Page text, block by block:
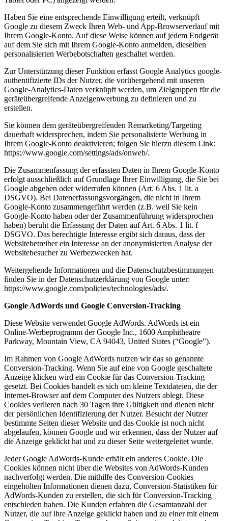
Haben Sie eine entsprechende Einwilligung erteilt, verknüpft
Google zu diesem Zweck Ihren Web- und App-Browserverlauf mit
Ihrem Google-Konto. Auf diese Weise können auf jedem Endgerät
auf dem Sie sich mit Ihrem Google-Konto anmelden, dieselben
personalisierten Werbebotschaften geschaltet werden.
Zur Unterstützung dieser Funktion erfasst Google Analytics google-
authentifizierte IDs der Nutzer, die vorübergehend mit unseren
Google-Analytics-Daten verknüpft werden, um Zielgruppen für die
geräteübergreifende Anzeigenwerbung zu definieren und zu
erstellen.
Sie können dem geräteübergreifenden Remarketing/Targeting
dauerhaft widersprechen, indem Sie personalisierte Werbung in
Ihrem Google-Konto deaktivieren; folgen Sie hierzu diesem Link:
https://www.google.com/settings/ads/onweb/.
Die Zusammenfassung der erfassten Daten in Ihrem Google-Konto
erfolgt ausschließlich auf Grundlage Ihrer Einwilligung, die Sie bei
Google abgeben oder widerrufen können (Art. 6 Abs. 1 lit. a
DSGVO). Bei Datenerfassungsvorgängen, die nicht in Ihrem
Google-Konto zusammengeführt werden (z.B. weil Sie kein
Google-Konto haben oder der Zusammenführung widersprochen
haben) beruht die Erfassung der Daten auf Art. 6 Abs. 1 lit. f
DSGVO. Das berechtigte Interesse ergibt sich daraus, dass der
Websitebetreiber ein Interesse an der anonymisierten Analyse der
Websitebesucher zu Werbezwecken hat.
Weitergehende Informationen und die Datenschutzbestimmungen
finden Sie in der Datenschutzerklärung von Google unter:
https://www.google.com/policies/technologies/ads/.
Google AdWords und Google Conversion-Tracking
Diese Website verwendet Google AdWords. AdWords ist ein
Online-Werbeprogramm der Google Inc., 1600 Amphitheatre
Parkway, Mountain View, CA 94043, United States (“Google”).
Im Rahmen von Google AdWords nutzen wir das so genannte
Conversion-Tracking. Wenn Sie auf eine von Google geschaltete
Anzeige klicken wird ein Cookie für das Conversion-Tracking
gesetzt. Bei Cookies handelt es sich um kleine Textdateien, die der
Internet-Browser auf dem Computer des Nutzers ablegt. Diese
Cookies verlieren nach 30 Tagen ihre Gültigkeit und dienen nicht
der persönlichen Identifizierung der Nutzer. Besucht der Nutzer
bestimmte Seiten dieser Website und das Cookie ist noch nicht
abgelaufen, können Google und wir erkennen, dass der Nutzer auf
die Anzeige geklickt hat und zu dieser Seite weitergeleitet wurde.
Jeder Google AdWords-Kunde erhält ein anderes Cookie. Die
Cookies können nicht über die Websites von AdWords-Kunden
nachverfolgt werden. Die mithilfe des Conversion-Cookies
eingeholten Informationen dienen dazu, Conversion-Statistiken für
AdWords-Kunden zu erstellen, die sich für Conversion-Tracking
entschieden haben. Die Kunden erfahren die Gesamtanzahl der
Nutzer, die auf ihre Anzeige geklickt haben und zu einer mit einem